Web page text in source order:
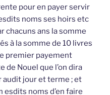
pour en payer servir
noms ses hoirs etc
chacuns ans la somme
à la somme de 10 livres
premier payement
de Nouel que l’on dira
audit jour et terme ; et
esdits noms d’en faire